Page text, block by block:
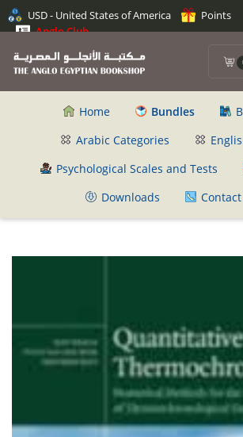
USD - United States of America
Points
Anglo Club
Home Bundles
Arabic Categories
Psychological Scales and Tests
Downloads